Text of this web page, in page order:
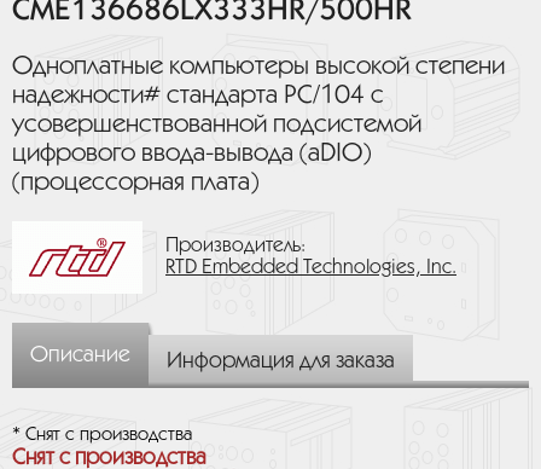
CME136686LX333HR/500HR
Одноплатные компьютеры высокой степени
надежности# стандарта PC/104 с
усовершенствованной подсистемой
цифрового ввода-вывода (aDIO)
(процессорная плата)
Производитель:
RTD Embedded Technologies, Inc.
Описание Информация для заказа
* Снят с производства
Снят с производства